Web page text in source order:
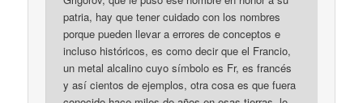
patria, hay que tener cuidado con los nombres
porque pueden llevar a errores de conceptos e
incluso históricos, es como decir que el Francio,
un metal alcalino cuyo símbolo es Fr, es francés
y así cientos de ejemplos, otra cosa es que fuera